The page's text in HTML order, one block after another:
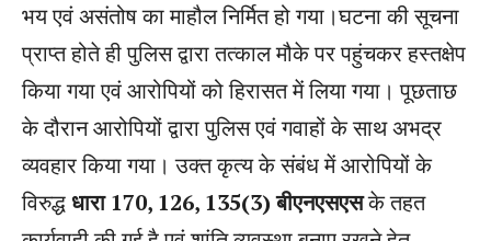
भय एवं असंतोष का माहौल निर्मित हो गया।घटना की सूचना
प्राप्त होते ही पुलिस द्वारा तत्काल मौके पर पहुंचकर हस्तक्षेप
किया गया एवं आरोपियों को हिरासत में लिया गया। पूछताछ
के दौरान आरोपियों द्वारा पुलिस एवं गवाहों के साथ अभद्र
व्यवहार किया गया। उक्त कृत्य के संबंध में आरोपियों के
विरुद्धधारा 170, 126, 135(3) बीएनएसएसके तहत